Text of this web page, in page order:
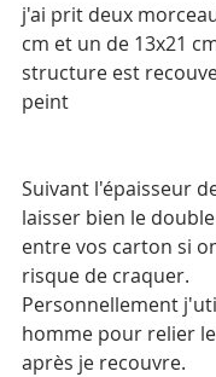
j'ai prit deux
cm et un de 13x21
structure est
peint
Suivant l'épaisseur
laisser bien le
entre vos carton si
risque de craquer.
Personnellement
homme pour relier
après je recouvre.